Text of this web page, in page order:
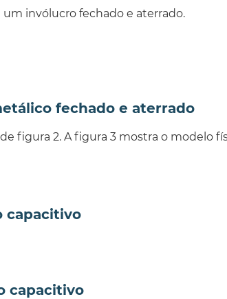
invólucro fechado e aterrado.
fechado e aterrado
figura 2. A figura 3 mostra o modelo
capacitivo
capacitivo